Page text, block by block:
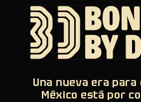
Una nueva era para
México está por